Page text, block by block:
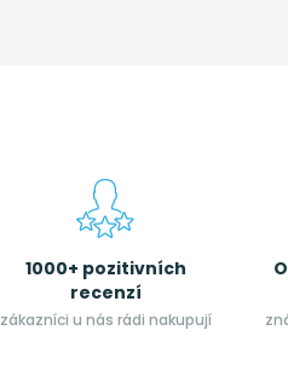
1000+ pozitivních
recenzí
zákazníci u nás rádi nakupují